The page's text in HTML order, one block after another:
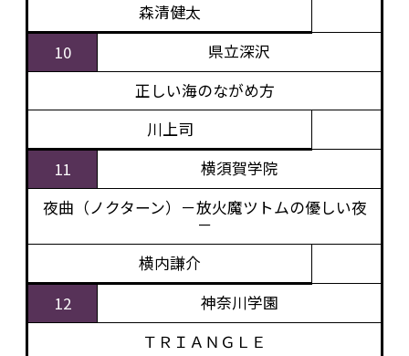
森清健太
10
県立深沢
正しい海のながめ方
川上司
11
横須賀学院
夜曲（ノクターン）－放火魔ツトムの優しい夜
－
横内謙介
12
神奈川学園
ＴＲＩＡＮＧＬＥ